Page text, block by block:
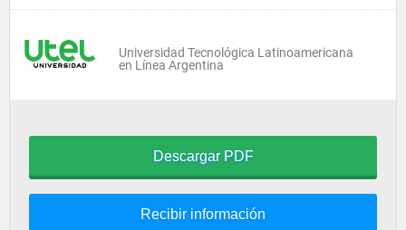
Universidad Tecnológica Latinoamericana
en Línea Argentina
Descargar PDF
Recibir información